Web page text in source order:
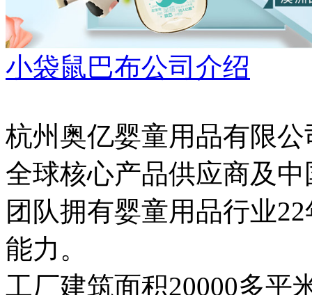
小袋鼠巴布公司介绍
杭州奥亿婴童用品有限公
全球核心产品供应商及
团队拥有婴童用品行业
能力。
工厂建筑面积20000多平